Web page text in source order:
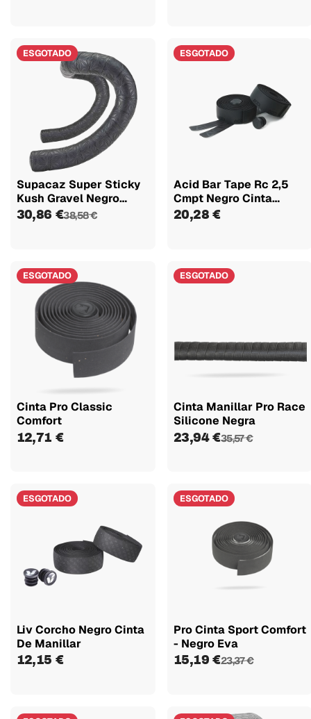
ESGOTADO
Supacaz Super Sticky
Kush Gravel Negro
Cinta De...
30,86 €38,58 €
ESGOTADO
Acid Bar Tape Rc 2,5
Cmpt Negro Cinta
Manillar
20,28 €
ESGOTADO
Cinta Pro Classic
Comfort
12,71 €
ESGOTADO
Cinta Manillar Pro Race
Silicone Negra
23,94 €35,57 €
ESGOTADO
Liv Corcho Negro Cinta
De Manillar
12,15 €
ESGOTADO
Pro Cinta Sport Comfort
- Negro Eva
15,19 €23,37 €